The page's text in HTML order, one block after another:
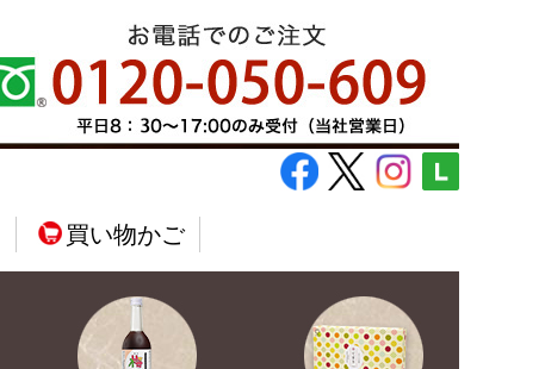
買い物かご